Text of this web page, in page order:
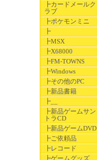
┣カードメールク
ラブ
┣ポケモンミニ
┣
┣MSX
┣X68000
┣FM-TOWNS
┣Windows
┣その他のPC
┣新品書籍
┣__
┣新品ゲームサン
トラCD
┣新品ゲームDVD
┣ご依頼品
┣レコード
┣ゲームグッズ